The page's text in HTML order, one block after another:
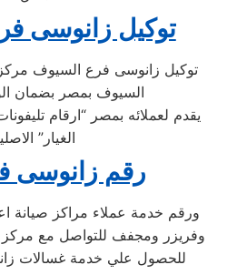
توكيل زانوسى
توكيل زانوسى فرع السيوف
السيوف بمصر بضمان
يقدم لعملائه بمصر “ارقام
الغيار”
رقم زانوسى
ورقم خدمة عملاء مراكز صيانة
وفريزر ومجفف للتواصل مع
للحصول علي خدمة غسالات